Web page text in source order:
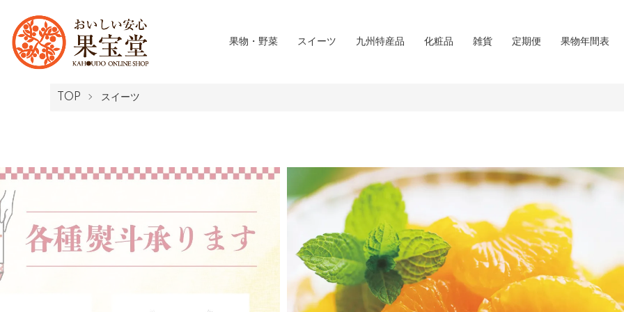
果物・野菜 スイーツ 九州特産品 化粧品 雑貨 定期便 果物年間表
TOP スイーツ